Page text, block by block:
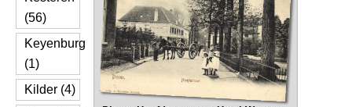
(56)
Keyenburg
(1)
Kilder (4)